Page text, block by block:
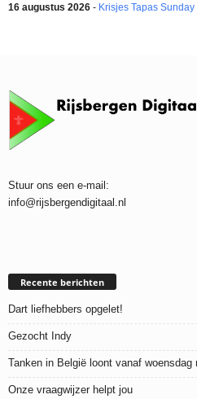
16 augustus 2026 - Krisjes Tapas Sunday
Stuur ons een e-mail:
info@rijsbergendigitaal.nl
Recente berichten
Dart liefhebbers opgelet!
Gezocht Indy
Tanken in België loont vanaf woensdag
Onze vraagwijzer helpt jou